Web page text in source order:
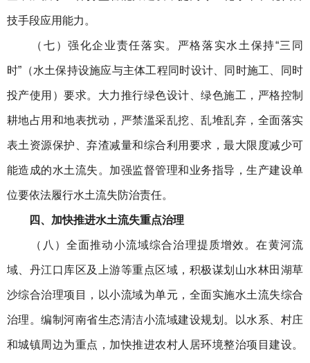
技手段应用能力。
（七）强化企业责任落实。严格落实水土保持“三同
时”（水土保持设施应与主体工程同时设计、同时施工、同时
投产使用）要求。大力推行绿色设计、绿色施工，严格控制
耕地占用和地表扰动，严禁滥采乱挖、乱堆乱弃，全面落实
表土资源保护、弃渣减量和综合利用要求，最大限度减少可
能造成的水土流失。加强监督管理和业务指导，生产建设单
位要依法履行水土流失防治责任。
四、加快推进水土流失重点治理
（八）全面推动小流域综合治理提质增效。在黄河流
域、丹江口库区及上游等重点区域，积极谋划山水林田湖草
沙综合治理项目，以小流域为单元，全面实施水土流失综合
治理。编制河南省生态清洁小流域建设规划。以水系、村庄
和城镇周边为重点，加快推进农村人居环境整治项目建设。